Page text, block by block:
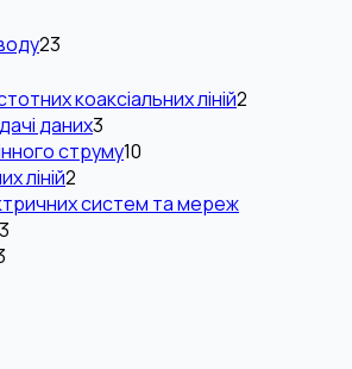
23
коаксіальних ліній2
даних3
струму10
ліній2
систем та мереж
3